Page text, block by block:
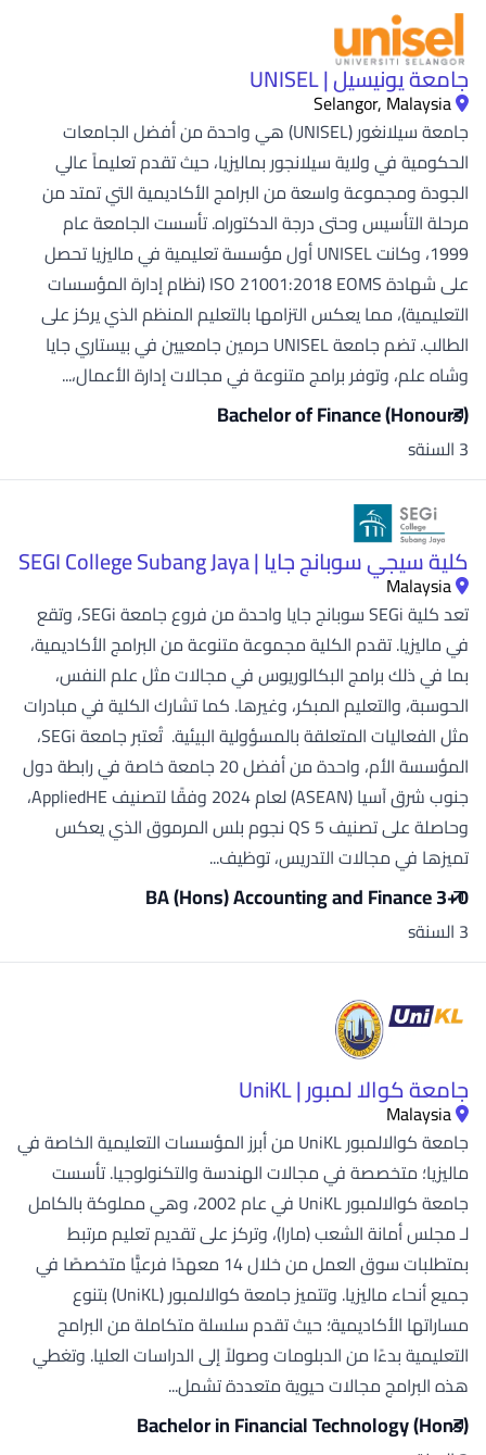
جامعة يونيسيل | UNISEL
Selangor, Malaysia
جامعة سيلانغور (UNISEL) هي واحدة من أفضل الجامعات
الحكومية في ولاية سيلانجور بماليزيا، حيث تقدم تعليماً عالي
الجودة ومجموعة واسعة من البرامج الأكاديمية التي تمتد من
مرحلة التأسيس وحتى درجة الدكتوراه. تأسست الجامعة عام
1999، وكانت UNISEL أول مؤسسة تعليمية في ماليزيا تحصل
على شهادة ISO 21001:2018 EOMS (نظام إدارة المؤسسات
التعليمية)، مما يعكس التزامها بالتعليم المنظم الذي يركز على
الطالب. تضم جامعة UNISEL حرمين جامعيين في بيستاري جايا
وشاه علم، وتوفر برامج متنوعة في مجالات إدارة الأعمال،...
Bachelor of Finance (Honours)
3 السنةs
كلية سيجي سوبانج جايا | SEGI College Subang Jaya
Malaysia
تعد كلية SEGi سوبانج جايا واحدة من فروع جامعة SEGi، وتقع
في ماليزيا. تقدم الكلية مجموعة متنوعة من البرامج الأكاديمية،
بما في ذلك برامج البكالوريوس في مجالات مثل علم النفس،
الحوسبة، والتعليم المبكر، وغيرها. كما تشارك الكلية في مبادرات
مثل الفعاليات المتعلقة بالمسؤولية البيئية. تُعتبر جامعة SEGi،
المؤسسة الأم، واحدة من أفضل 20 جامعة خاصة في رابطة دول
جنوب شرق آسيا (ASEAN) لعام 2024 وفقًا لتصنيف AppliedHE،
وحاصلة على تصنيف QS 5 نجوم بلس المرموق الذي يعكس
تميزها في مجالات التدريس، توظيف...
BA (Hons) Accounting and Finance 3+0
3 السنةs
جامعة كوالا لمبور | UniKL
Malaysia
جامعة كوالالمبور UniKL من أبرز المؤسسات التعليمية الخاصة في
ماليزيا؛ متخصصة في مجالات الهندسة والتكنولوجيا. تأسست
جامعة كوالالمبور UniKL في عام 2002، وهي مملوكة بالكامل
لـ مجلس أمانة الشعب (مارا)، وتركز على تقديم تعليم مرتبط
بمتطلبات سوق العمل من خلال 14 معهدًا فرعيًّا متخصصًا في
جميع أنحاء ماليزيا. وتتميز جامعة كوالالمبور (UniKL) بتنوع
مساراتها الأكاديمية؛ حيث تقدم سلسلة متكاملة من البرامج
التعليمية بدءًا من الدبلومات وصولاً إلى الدراسات العليا. وتغطي
هذه البرامج مجالات حيوية متعددة تشمل...
Bachelor in Financial Technology (Hons)